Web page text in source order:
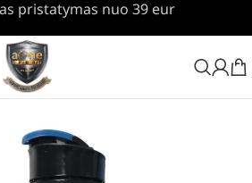
pristatymas nuo 39 eur